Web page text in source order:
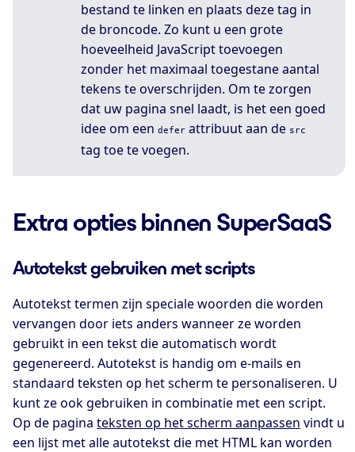
bestand te linken en plaats deze tag in
de broncode. Zo kunt u een grote
hoeveelheid JavaScript toevoegen
zonder het maximaal toegestane aantal
tekens te overschrijden. Om te zorgen
dat uw pagina snel laadt, is het een goed
idee om eendefer attribuut aan de src
tag toe te voegen.
Extra opties binnen SuperSaaS
Autotekst gebruiken met scripts
Autotekst termen zijn speciale woorden die worden
vervangen door iets anders wanneer ze worden
gebruikt in een tekst die automatisch wordt
gegenereerd. Autotekst is handig om e-mails en
standaard teksten op het scherm te personaliseren. U
kunt ze ook gebruiken in combinatie met een script.
Op de pagina teksten op het scherm aanpassen vindt u
een lijst met alle autotekst die met HTML kan worden